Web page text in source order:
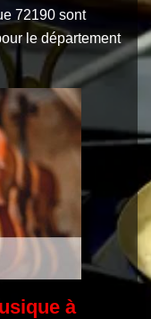
72190 sont
le département
à